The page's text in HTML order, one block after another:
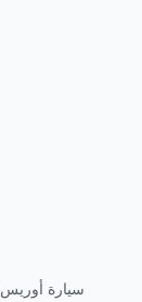
2011سيارة أوريس